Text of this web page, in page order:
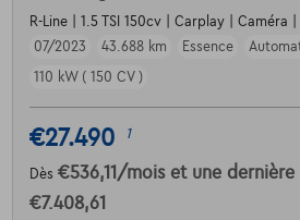
R-Line | 1.5 TSI 150cv | Carplay | Caméra
07/2023
43.688 km Essence
110 kW ( 150 CV )
€27.490 1
Dès €536,11 /mois et une
€7.408,61